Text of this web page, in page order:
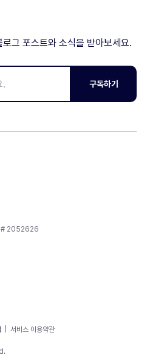
그 포스트와 소식을 받아보세요.
구독하기
2052626
서비스 이용약관